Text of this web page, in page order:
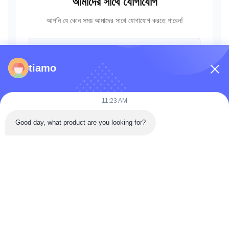
আপনি যে কোন সময় আমাদের সাথে যোগাযোগ করতে পারেন!
tiamo
11:23 AM
Good day, what product are you looking for?